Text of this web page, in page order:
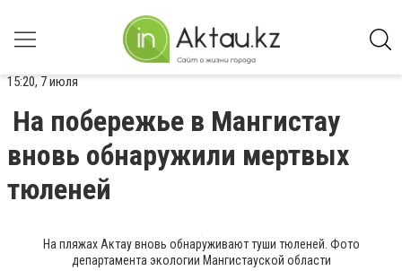
15:20, 7 июля
На побережье в Мангистау
вновь обнаружили мертвых
тюленей
На пляжах Актау вновь обнаруживают туши тюленей. Фото
департамента экологии Мангистауской области